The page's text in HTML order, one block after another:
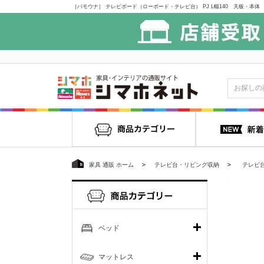
家具 通販 ホーム テレビ台・リビング収納 テレビ
ベッド
マットレス